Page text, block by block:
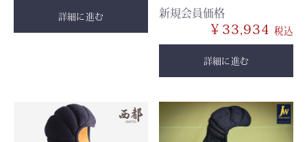
詳細に進む 新規会員価格
￥33,934
詳細に進む